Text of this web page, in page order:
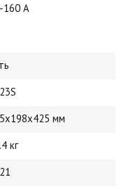
160 А
мм
кг